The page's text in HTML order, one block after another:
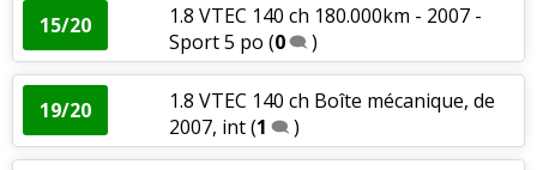
15/20
1.8 VTEC 140 ch 180.000km - 2007 -
Sport 5 po (0 )
19/20
1.8 VTEC 140 ch Boîte mécanique, de
2007, int(1 )